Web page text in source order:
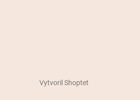
Vytvoril Shoptet